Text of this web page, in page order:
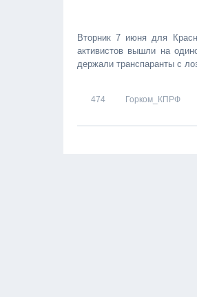
Вторник 7 июня для
активистов вышли на
держали транспаранты с
474 Горком_КПРФ